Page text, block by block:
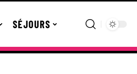
SÉJOURS